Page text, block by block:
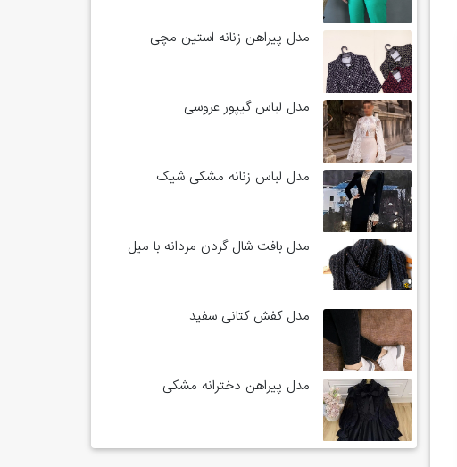
مدل پیراهن زنانه استین مچی
مدل لباس گیپور عروسی
مدل لباس زنانه مشکی شیک
مدل بافت شال گردن مردانه با میل
مدل کفش کتانی سفید
مدل پیراهن دخترانه مشکی